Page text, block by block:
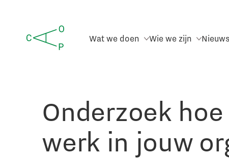
Wat we doen Wie we zijn Nieuws
Onderzoek
werk in jouw